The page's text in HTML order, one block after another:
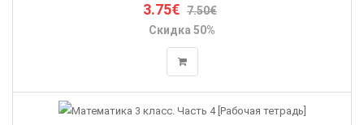
3.75€ 7.50€
Скидка 50%